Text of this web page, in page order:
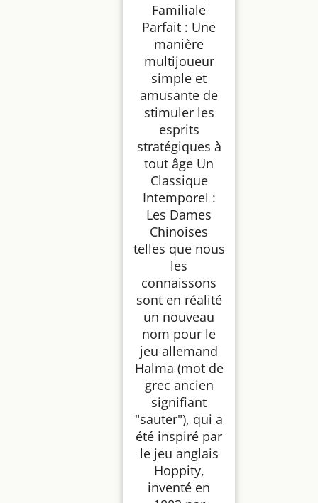
Familiale
Parfait : Une
manière
multijoueur
simple et
amusante de
stimuler les
esprits
stratégiques à
tout âge Un
Classique
Intemporel :
Les Dames
Chinoises
telles que nous
les
connaissons
sont en réalité
un nouveau
nom pour le
jeu allemand
Halma (mot de
grec ancien
signifiant
"sauter"), qui a
été inspiré par
le jeu anglais
Hoppity,
inventé en